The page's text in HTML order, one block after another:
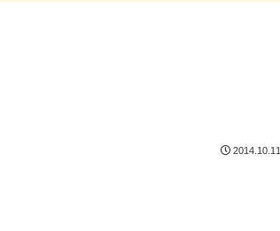
2014.10.11